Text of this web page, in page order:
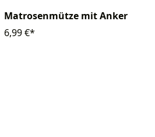
Matrosenmütze mit Anker
6,99 €*